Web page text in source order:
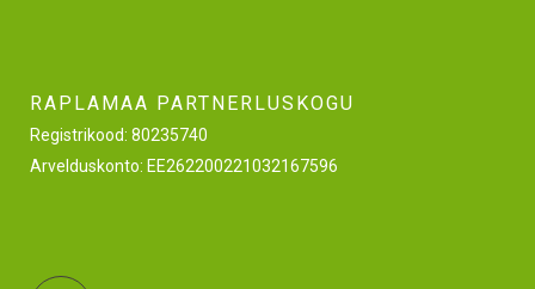
RAPLAMAA PARTNERLUSKOGU
Registrikood: 80235740
Arvelduskonto: EE262200221032167596